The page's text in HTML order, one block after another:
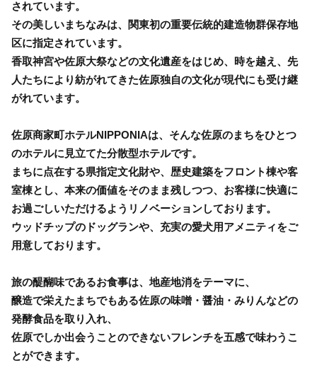
されています。
その美しいまちなみは、関東初の重要伝統的建造物群保存地
区に指定されています。
香取神宮や佐原大祭などの文化遺産をはじめ、時を越え、先
人たちにより紡がれてきた佐原独自の文化が現代にも受け継
がれています。
佐原商家町ホテルNIPPONIAは、そんな佐原のまちをひとつ
のホテルに見立てた分散型ホテルです。
まちに点在する県指定文化財や、歴史建築をフロント棟や客
室棟とし、本来の価値をそのまま残しつつ、お客様に快適に
お過ごしいただけるようリノベーションしております。
ウッドチップのドッグランや、充実の愛犬用アメニティをご
用意しております。
旅の醍醐味であるお食事は、地産地消をテーマに、
醸造で栄えたまちでもある佐原の味噌・醤油・みりんなどの
発酵食品を取り入れ、
佐原でしか出会うことのできないフレンチを五感で味わうこ
とができます。